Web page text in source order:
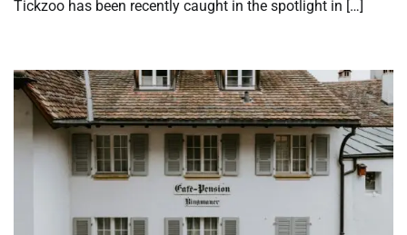
Tickzoo has been recently caught in the spotlight in […]